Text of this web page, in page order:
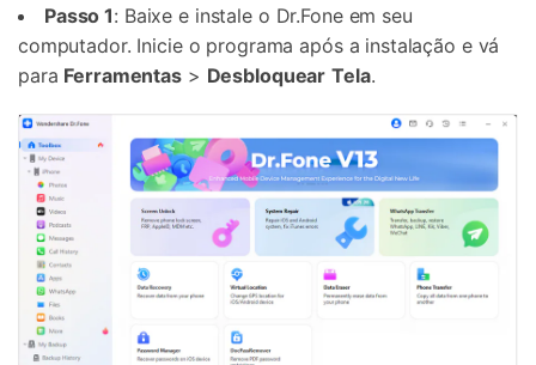
Passo 1: Baixe e instale o Dr.Fone em seu
computador. Inicie o programa após a instalação e vá
para Ferramentas> Desbloquear Tela.